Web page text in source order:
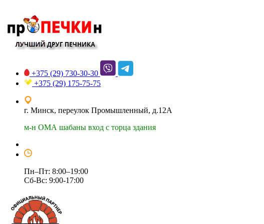
+375 (29) 730-30-30
+375 (29) 175-75-75
г. Минск, переулок Промышленный, д.12А
м-н ОМА шабаны вход с торца здания
Пн–Пт: 8:00–19:00
Сб-Вс: 9:00-17:00